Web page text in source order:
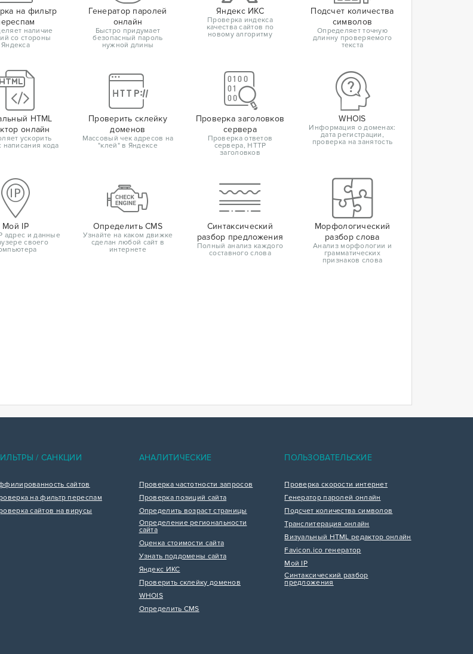
на фильтр
наличие
со стороны
Яндекса
Генератор паролей
онлайн
Быстро придумает
безопасный пароль
нужной длины
Яндекс ИКС
Проверка индекса
качества сайтов по
новому алгоритму
Подсчет количества
символов
Определяет точную
длинну проверяемого
текста
HTML
онлайн
ускорить
написания кода
Проверить склейку
доменов
Массовый чек адресов на
"клей" в Яндексе
Проверка заголовков
сервера
Проверка ответов
сервера, HTTP
заголовков
WHOIS
Информация о доменах:
дата регистрации,
проверка на занятость
Мой IP
адрес и данные
своего
Определить CMS
Узнайте на каком движке
сделан любой сайт в
интернете
Синтаксический
разбор предложения
Полный анализ каждого
составного слова
Морфологический
разбор слова
Анализ морфологии и
грамматических
признаков слова
/ САНКЦИИ
сайтов
на фильтр переспам
сайтов на вирусы
АНАЛИТИЧЕСКИЕ
Проверка частотности запросов
Проверка позиций сайта
Определить возраст страницы
Определение региональности
сайта
Оценка стоимости сайта
Узнать поддомены сайта
Яндекс ИКС
Проверить склейку доменов
WHOIS
Определить CMS
ПОЛЬЗОВАТЕЛЬСКИЕ
Проверка скорости интернет
Генератор паролей онлайн
Подсчет количества символов
Транслитерация онлайн
Визуальный HTML редактор онлайн
Favicon.ico генератор
Мой IP
Синтаксический разбор
предложения